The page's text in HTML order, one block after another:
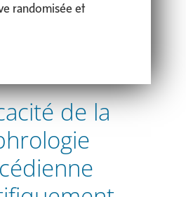
randomisée et
de la